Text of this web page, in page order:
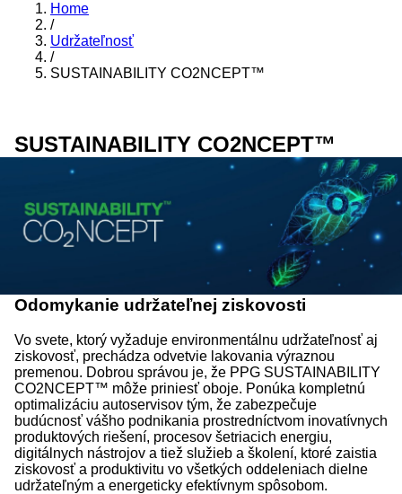
Home
/
Udržateľnosť
/
SUSTAINABILITY CO2NCEPT™
SUSTAINABILITY CO2NCEPT™
Odomykanie udržateľnej ziskovosti
Vo svete, ktorý vyžaduje environmentálnu udržateľnosť aj
ziskovosť, prechádza odvetvie lakovania výraznou
premenou. Dobrou správou je, že PPG SUSTAINABILITY
CO2NCEPT™ môže priniesť oboje. Ponúka kompletnú
optimalizáciu autoservisov tým, že zabezpečuje
budúcnosť vášho podnikania prostredníctvom inovatívnych
produktových riešení, procesov šetriacich energiu,
digitálnych nástrojov a tiež služieb a školení, ktoré zaistia
ziskovosť a produktivitu vo všetkých oddeleniach dielne
udržateľným a energeticky efektívnym spôsobom.